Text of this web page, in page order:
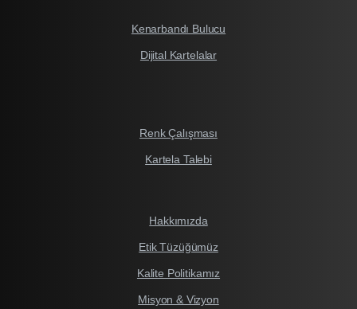
Kenarbandı Bulucu
Dijital Kartelalar
Renk Çalışması
Kartela Talebi
Hakkımızda
Etik Tüzüğümüz
Kalite Politikamız
Misyon & Vizyon